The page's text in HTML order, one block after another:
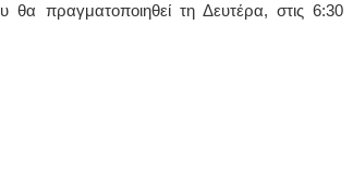
θα πραγματοποιηθεί τη Δευτέρα, στις 6:30
Καβέτσου 10, Μυτιλήνη, τηλ: